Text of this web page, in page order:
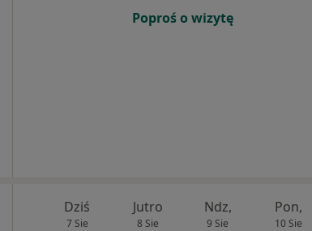
Poproś o wizytę
Dziś
7 Sie
Jutro
8 Sie
Ndz,
9 Sie
Pon,
10 Sie